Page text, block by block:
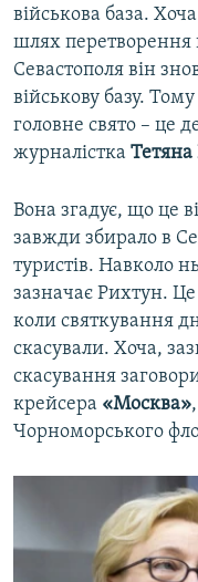
військова база.
шлях перетворення
Севастополя він
військову базу.
головне свято – це
журналістка
Вона згадує, що це
завжди збирало в
туристів. Навколо
зазначає Рихтун.
коли святкування
скасували. Хоча,
скасування
крейсера «Москва»
Чорноморського